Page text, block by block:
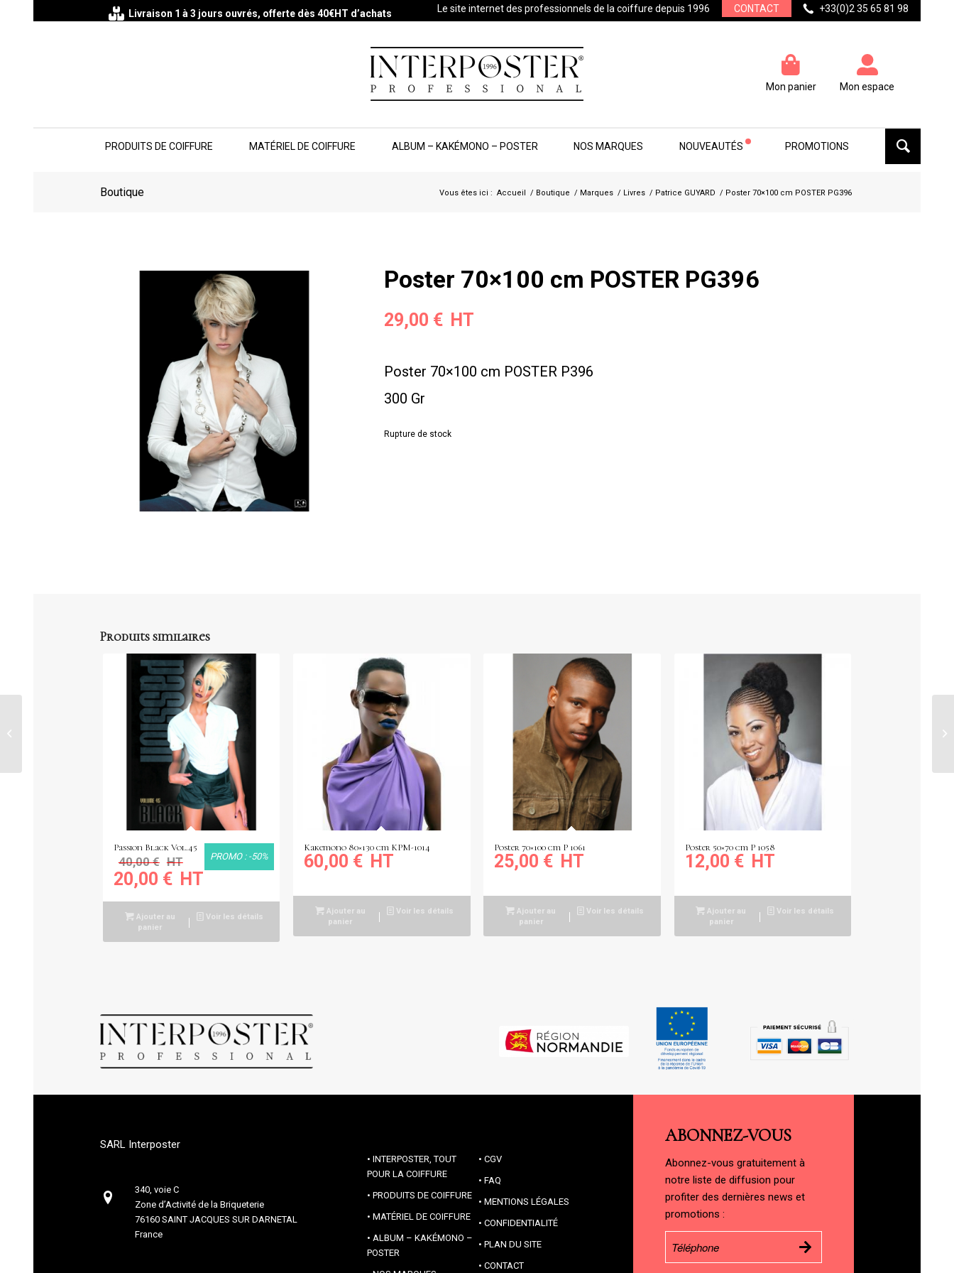
Livraison 1 à 3 jours ouvrés, offerte dès 40€HT d’achats Le site internet des professionnels de la coiffure depuis 1996 CONTACT +33(0)2 35 65 81 98
Mon panier Mon espace
PRODUITS DE COIFFURE MATÉRIEL DE COIFFURE ALBUM – KAKÉMONO – POSTER NOS MARQUES NOUVEAUTÉS PROMOTIONS
Boutique Vous êtes ici : Accueil / Boutique / Marques / Livres / Patrice GUYARD / Poster 70×100 cm POSTER PG396
Poster 70×100 cm POSTER PG396
29,00 €
Poster 70×100 cm POSTER P396
300 Gr
Rupture de stock
Produits similaires
Passion Black Vol.45
40,00€
20,00 €
PROMO : -50%
Ajouter au
panier
Voir les détails
Kakemono 80×130 cm KPM-1014
60,00 €
Ajouter au
panier
Voir les détails
Poster 70×100 cm P 1061
25,00 €
Ajouter au
panier
Voir les détails
Poster 50×70 cm P 1058
12,00 €
Ajouter au
panier
Voir les détails
SARL Interposter
340, voie C
Zone d’Activité de la Briqueterie
76160 SAINT JACQUES SUR DARNETAL
France
INTERPOSTER, TOUT
POUR LA COIFFURE
PRODUITS DE COIFFURE
MATÉRIEL DE COIFFURE
ALBUM – KAKÉMONO –
POSTER
CGV
FAQ
MENTIONS LÉGALES
CONFIDENTIALITÉ
PLAN DU SITE
CONTACT
ABONNEZ-VOUS
Abonnez-vous gratuitement à
notre liste de diffusion pour
profiter des dernières news et
promotions :